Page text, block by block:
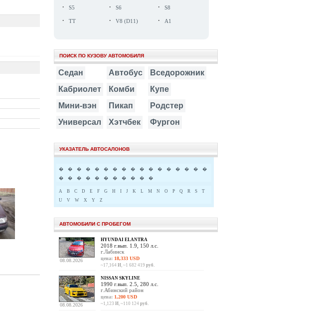
· S5 · S6 · S8
· TT · V8 (D11) · A1
ПОИСК ПО КУЗОВУ АВТОМОБИЛЯ
Седан Автобус
Вседорожник
Кабриолет
Комби
Купе
Мини-вэн
Пикап
Родстер
Универсал
Хэтчбек Фургон
УКАЗАТЕЛЬ АВТОСАЛОНОВ
� � � � � � � � � � � � � � � �
�
�
� � � � � � � � � �
A B C D E F G H I J K L M N O P Q R S
T
U
V W X Y Z
АВТОМОБИЛИ С ПРОБЕГОМ
08.08.2026
HYUNDAI ELANTRA
2018 г.вып. 1.9, 150 л.с.
г.Лабинск
цена: 18,333 USD
~17,164 И, ~1 682 419 руб.
08.08.2026
NISSAN SKYLINE
1990 г.вып. 2.5, 280 л.с.
г.Абинский район
цена: 1,200 USD
~1,123 И, ~110 124 руб.